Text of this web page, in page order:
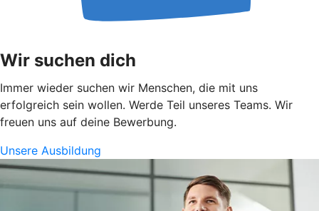
Wir suchen dich
Immer wieder suchen wir Menschen, die mit uns
erfolgreich sein wollen. Werde Teil unseres Teams. Wir
freuen uns auf deine Bewerbung.
Unsere Ausbildung